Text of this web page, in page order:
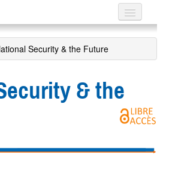
Security & the Future
& the